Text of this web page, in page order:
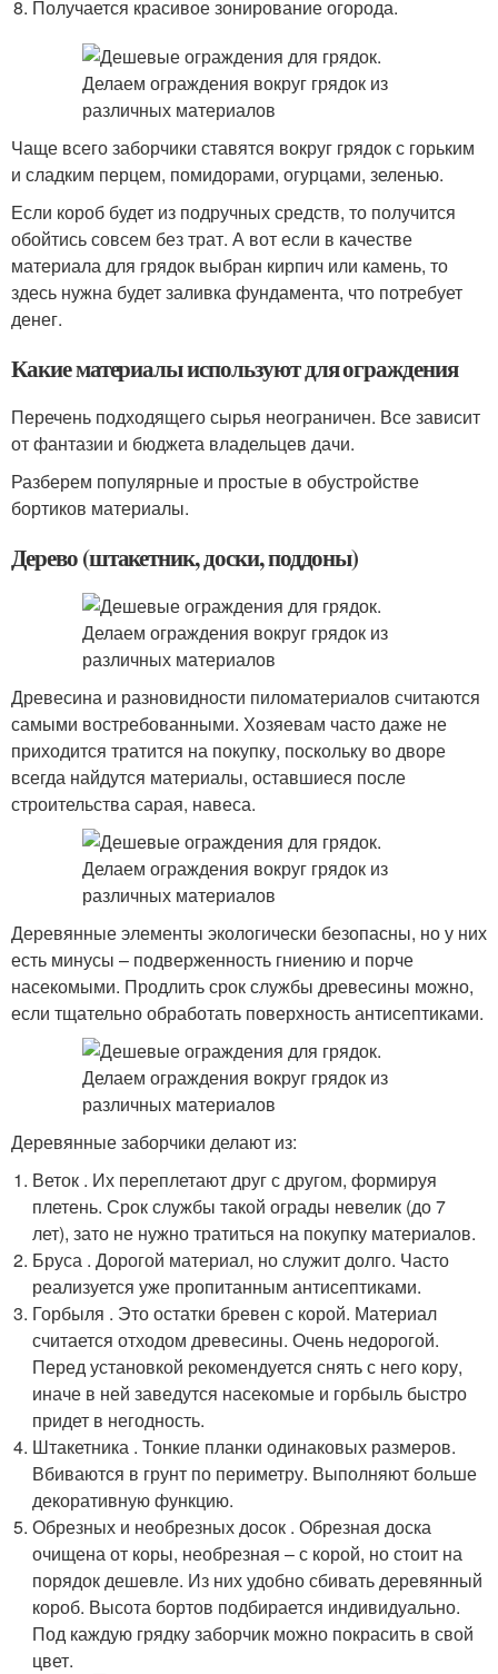
Получается красивое зонирование огорода.
Чаще всего заборчики ставятся вокруг грядок с горьким
и сладким перцем, помидорами, огурцами, зеленью.
Если короб будет из подручных средств, то получится
обойтись совсем без трат. А вот если в качестве
материала для грядок выбран кирпич или камень, то
здесь нужна будет заливка фундамента, что потребует
денег.
Какие материалы используют для ограждения
Перечень подходящего сырья неограничен. Все зависит
от фантазии и бюджета владельцев дачи.
Разберем популярные и простые в обустройстве
бортиков материалы.
Дерево (штакетник, доски, поддоны)
Древесина и разновидности пиломатериалов считаются
самыми востребованными. Хозяевам часто даже не
приходится тратится на покупку, поскольку во дворе
всегда найдутся материалы, оставшиеся после
строительства сарая, навеса.
Деревянные элементы экологически безопасны, но у них
есть минусы – подверженность гниению и порче
насекомыми. Продлить срок службы древесины можно,
если тщательно обработать поверхность антисептиками.
Деревянные заборчики делают из:
Веток . Их переплетают друг с другом, формируя
плетень. Срок службы такой ограды невелик (до 7
лет), зато не нужно тратиться на покупку материалов.
Бруса . Дорогой материал, но служит долго. Часто
реализуется уже пропитанным антисептиками.
Горбыля . Это остатки бревен с корой. Материал
считается отходом древесины. Очень недорогой.
Перед установкой рекомендуется снять с него кору,
иначе в ней заведутся насекомые и горбыль быстро
придет в негодность.
Штакетника . Тонкие планки одинаковых размеров.
Вбиваются в грунт по периметру. Выполняют больше
декоративную функцию.
Обрезных и необрезных досок . Обрезная доска
очищена от коры, необрезная – с корой, но стоит на
порядок дешевле. Из них удобно сбивать деревянный
короб. Высота бортов подбирается индивидуально.
Под каждую грядку заборчик можно покрасить в свой
цвет.